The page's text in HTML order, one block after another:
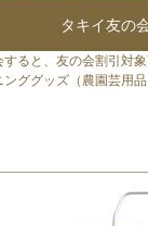
タキイ友の
ると、友の会割引対
ググッズ（農園芸用品